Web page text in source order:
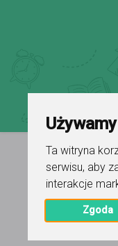
Ta witryna
serwisu, aby
interakcje
Zgoda